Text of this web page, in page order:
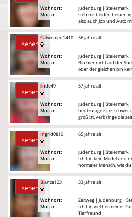
Wohnort:
Motto:
Judenburg | Steiermark
steh mit beiden beinen
also auch Job und Auto
sehen
Catwomen1410
Wohnort:
Motto:
56 Jahre alt
Judenburg | Steiermark
Bin hier nicht auf der
oder der gleichen bin
sehen
linde49
Wohnort:
Motto:
57 Jahre alt
Judenburg | Steiermark
heutzutage ist es schwer
groß ist. verbringe die zeit
sehen
Ingrid0810
Wohnort:
Motto:
65 Jahre alt
Judenburg | Steiermark
Ich bin kein Model und
normaler Mensch, wie
sehen
Bianca123
Wohnort:
Motto:
33 Jahre alt
Zeltweg | Judenburg |
Ich bin viel bei meiner
Tierfreund